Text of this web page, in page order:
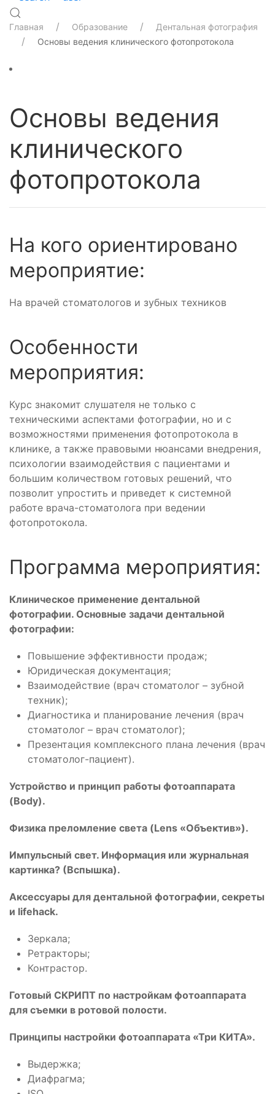
Главная Образование
Дентальная фотография
Основы ведения клинического фотопротокола
Основы ведения
клинического
фотопротокола
На кого ориентировано
мероприятие:
На врачей стоматологов и зубных техников
Особенности
мероприятия:
Курс знакомит слушателя не только с
техническими аспектами фотографии, но и с
возможностями применения фотопротокола в
клинике, а также правовыми нюансами внедрения,
психологии взаимодействия с пациентами и
большим количеством готовых решений, что
позволит упростить и приведет к системной
работе врача-стоматолога при ведении
фотопротокола.
Программа мероприятия:
Клиническое применение дентальной
фотографии. Основные задачи дентальной
фотографии:
Повышение эффективности продаж;
Юридическая документация;
Взаимодействие (врач стоматолог – зубной
техник);
Диагностика и планирование лечения (врач
стоматолог – врач стоматолог);
Презентация комплексного плана лечения (врач
стоматолог-пациент).
Устройство и принцип работы фотоаппарата
(Body).
Физика преломление света (Lens «Объектив»).
Импульсный свет. Информация или журнальная
картинка? (Вспышка).
Аксессуары для дентальной фотографии, секреты
и lifehack.
Зеркала;
Ретракторы;
Контрастор.
Готовый СКРИПТ по настройкам фотоаппарата
для съемки в ротовой полости.
Принципы настройки фотоаппарата «Три КИТА».
Выдержка;
Диафрагма;